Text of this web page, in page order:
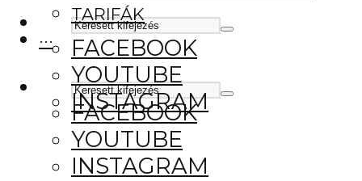
FACEBOOK
YOUTUBE
INSTAGRAM
TARIFÁK
···
FACEBOOK
YOUTUBE
INSTAGRAM